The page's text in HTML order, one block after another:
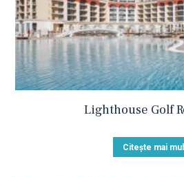
Lighthouse Golf
Citește mai